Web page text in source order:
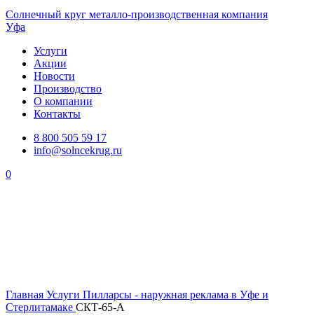
Солнечный круг металло-производственная компания
Уфа
Услуги
Акции
Новости
Производство
О компании
Контакты
8 800 505 59 17
info@solncekrug.ru
0
Главная Услуги Пилларсы - наружная реклама в Уфе и
Стерлитамаке СКТ-65-А